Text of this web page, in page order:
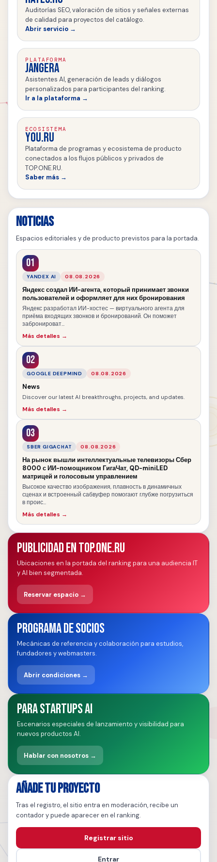
Auditorías SEO, valoración de sitios y señales externas
de calidad para proyectos del catálogo.
Abrir servicio →
PLATAFORMA
JANGERA
Asistentes AI, generación de leads y diálogos
personalizados para participantes del ranking.
Ir a la plataforma →
ECOSISTEMA
YOU.RU
Plataforma de programas y ecosistema de producto
conectados a los flujos públicos y privados de
TOP.ONE.RU.
Saber más →
Noticias
Espacios editoriales y de producto previstos para la portada.
01
YANDEX AI 08.08.2026
Яндекс создал ИИ-агента, который принимает звонки
пользователей и оформляет для них бронирования
Яндекс разработал ИИ-хостес — виртуального агента для
приёма входящих звонков и бронирований. Он поможет
забронироват...
Más detalles →
02
GOOGLE DEEPMIND 08.08.2026
News
Discover our latest AI breakthroughs, projects, and updates.
Más detalles →
03
SBER GIGACHAT 08.08.2026
На рынок вышли интеллектуальные телевизоры Сбер
8000 с ИИ-помощником ГигаЧат, QD-miniLED
матрицей и голосовым управлением
Высокое качество изображения, плавность в динамичных
сценах и встроенный сабвуфер помогают глубже погрузиться
в проис...
Más detalles →
Publicidad en TOP.ONE.RU
Ubicaciones en la portada del ranking para una audiencia IT
y AI bien segmentada.
Reservar espacio →
Programa de socios
Mecánicas de referencia y colaboración para estudios,
fundadores y webmasters.
Abrir condiciones →
Para startups AI
Escenarios especiales de lanzamiento y visibilidad para
nuevos productos AI.
Hablar con nosotros →
Añade tu proyecto
Tras el registro, el sitio entra en moderación, recibe un
contador y puede aparecer en el ranking.
Registrar sitio
Entrar